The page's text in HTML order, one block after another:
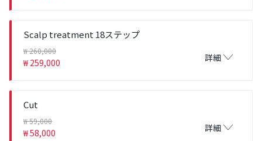
Scalp treatment 18ステップ
₩ 260,000
₩ 259,000 詳細
Cut
₩ 59,000
₩ 58,000 詳細